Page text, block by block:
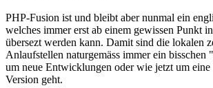
PHP-Fusion ist und bleibt aber nunmal ein
welches immer erst ab einem gewissen Punkt
übersezt werden kann. Damit sind die lokalen
Anlaufstellen naturgemäss immer ein bisschen
um neue Entwicklungen oder wie jetzt um eine
Version geht.